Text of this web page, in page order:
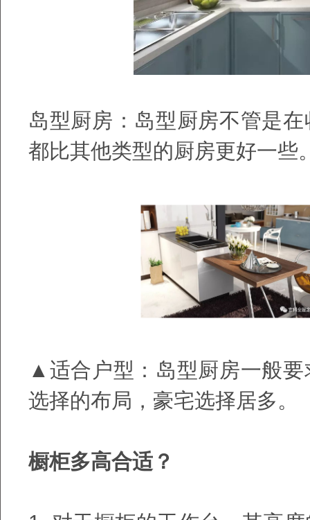
岛型厨房：岛型厨房不管是
都比其他类型的厨房更好一些
▲适合户型：岛型厨房一般
选择的布局，豪宅选择居多。
橱柜多高合适？